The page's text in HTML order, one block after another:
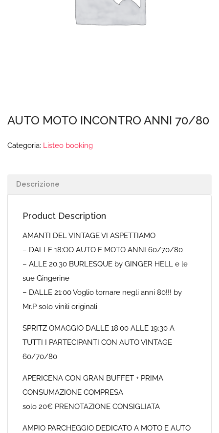
AUTO MOTO INCONTRO ANNI 70/80
Categoria: Listeo booking
Descrizione
Product Description
AMANTI DEL VINTAGE VI ASPETTIAMO
– DALLE 18:OO AUTO E MOTO ANNI 60/70/80
– ALLE 20.30 BURLESQUE by GINGER HELL e le
sue Gingerine
– DALLE 21:00 Voglio tornare negli anni 80!!! by
Mr.P solo vinili originali
SPRITZ OMAGGIO DALLE 18:00 ALLE 19:30 A
TUTTI I PARTECIPANTI CON AUTO VINTAGE
60/70/80
APERICENA CON GRAN BUFFET + PRIMA
CONSUMAZIONE COMPRESA
solo 20€ PRENOTAZIONE CONSIGLIATA
AMPIO PARCHEGGIO DEDICATO A MOTO E AUTO